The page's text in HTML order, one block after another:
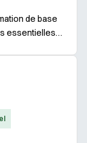
de base
essentielles